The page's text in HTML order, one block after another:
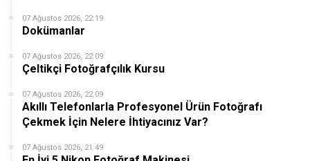
07 Ağustos 2026, 22:19
Dokümanlar
07 Ağustos 2026, 22:09
Çeltikçi Fotoğrafçılık Kursu
07 Ağustos 2026, 22:09
Akıllı Telefonlarla Profesyonel Ürün Fotoğrafı
Çekmek İçin Nelere İhtiyacınız Var?
07 Ağustos 2026, 21:49